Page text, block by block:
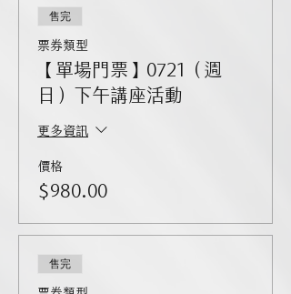
售完
票券類型
【單場門票】0721（週
日）下午講座活動
更多資訊
價格
$980.00
售完